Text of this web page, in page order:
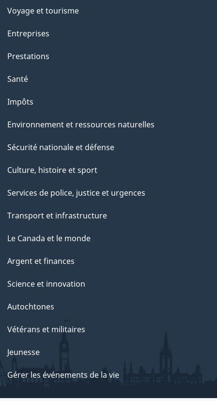
t
t
a
e
Voyage et tourisme
Entreprises
Prestations
Santé
Impôts
Environnement et ressources naturelles
Sécurité nationale et défense
Culture, histoire et sport
Services de police, justice et urgences
Transport et infrastructure
Le Canada et le monde
Argent et finances
Science et innovation
Autochtones
Vétérans et militaires
Jeunesse
Gérer les événements de la vie